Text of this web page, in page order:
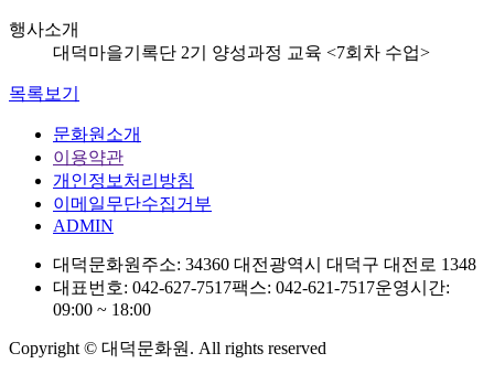
행사소개
대덕마을기록단 2기 양성과정 교육 <7회차 수업>
목록보기
문화원소개
이용약관
개인정보처리방침
이메일무단수집거부
ADMIN
대덕문화원주소: 34360 대전광역시 대덕구 대전로 1348
대표번호: 042-627-7517팩스: 042-621-7517운영시간:
09:00 ~ 18:00
Copyright © 대덕문화원. All rights reserved